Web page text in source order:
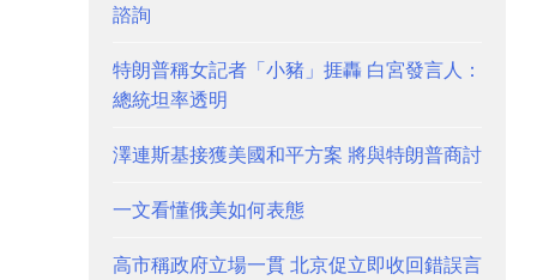
諮詢
特朗普稱女記者「小豬」捱轟 白宮發言人：
總統坦率透明
澤連斯基接獲美國和平方案 將與特朗普商討
一文看懂俄美如何表態
高市稱政府立場一貫 北京促立即收回錯誤言